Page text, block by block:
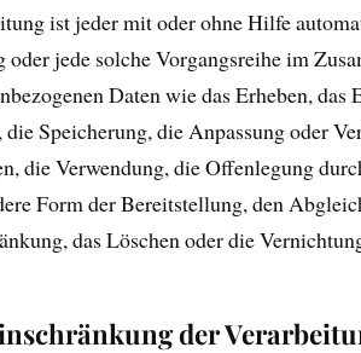
ist jeder mit oder ohne Hilfe
oder jede solche Vorgangsreihe im
Daten wie das Erheben, das
Speicherung, die Anpassung oder
die Verwendung, die Offenlegung
Form der Bereitstellung, den
das Löschen oder die
der